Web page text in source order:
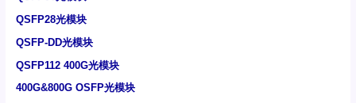
QSFP28光模块
QSFP-DD光模块
QSFP112 400G光模块
400G&800G OSFP光模块